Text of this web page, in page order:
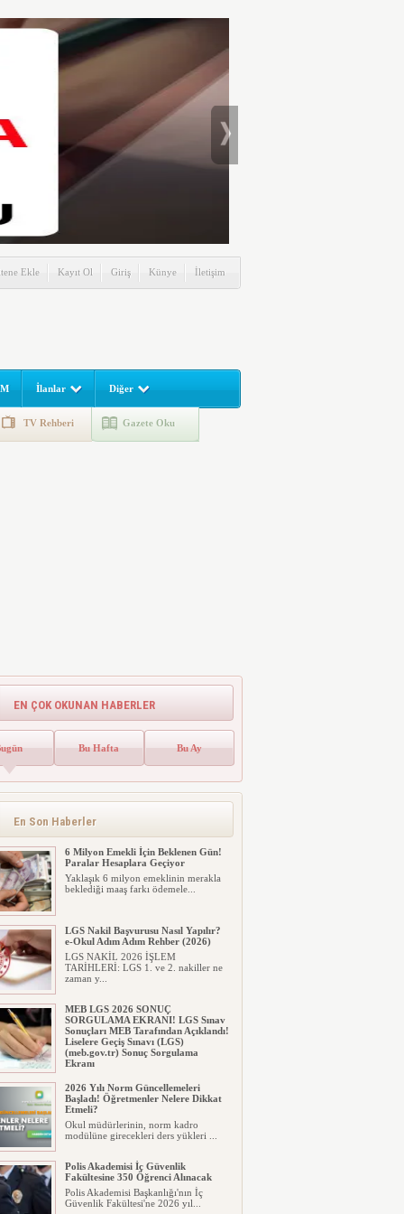
Ekle Kayıt Ol Giriş Künye İletişim
İlanlar Diğer
TV Rehberi Gazete Oku
EN ÇOK OKUNAN HABERLER
Bu Hafta Bu Ay
En Son Haberler
Sahipleri Dikkat
Emlak vergisinde gelecek yıl için esas
6 Milyon Emekli İçin Beklenen Gün!
Paralar Hesaplara Geçiyor
Yaklaşık 6 milyon emeklinin merakla
beklediği maaş farkı ödemele...
LGS Nakil Başvurusu Nasıl Yapılır?
e-Okul Adım Adım Rehber (2026)
LGS NAKİL 2026 İŞLEM
TARİHLERİ: LGS 1. ve 2. nakiller ne
zaman y...
MEB LGS 2026 SONUÇ
SORGULAMA EKRANI! LGS Sınav
Sonuçları MEB Tarafından Açıklandı!
Liselere Geçiş Sınavı (LGS)
(meb.gov.tr) Sonuç Sorgulama
Ekranı
Milyonlarca öğrenci için ...
2026 Yılı Norm Güncellemeleri
Başladı! Öğretmenler Nelere Dikkat
Etmeli?
Okul müdürlerinin, norm kadro
modülüne girecekleri ders yükleri ...
Polis Akademisi İç Güvenlik
Fakültesine 350 Öğrenci Alınacak
Polis Akademisi Başkanlığı'nın İç
Güvenlik Fakültesi'ne 2026 yıl...